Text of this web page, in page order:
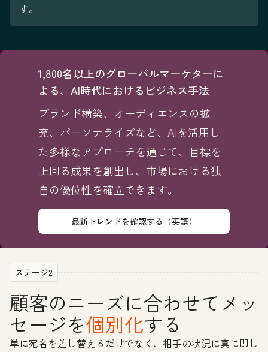
す。
1,800名以上のグローバルマーケターに
よる、AI時代におけるビジネス手法
ブランド構築、オーディエンスの拡
充、パーソナライズなど、AIを活用し
た多様なアプローチを通じて、目標を
上回る成果を創出し、市場における独
自の優位性を確立できます。
最新トレンドを確認する（英語）
ステージ2
顧客のニーズに合わせてメッ
セージを個別化する
単に宛名を差し替えるだけでなく、相手の状況に真に即し